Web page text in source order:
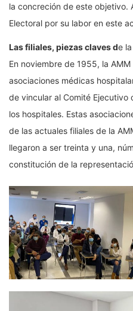
la concreción de este objetivo.
Electoral por su labor en este
Las filiales, piezas claves de
En noviembre de 1955, la
asociaciones médicas
de vincular al Comité
los hospitales. Estas
de las actuales filiales de la
llegaron a ser treinta y una,
constitución de la